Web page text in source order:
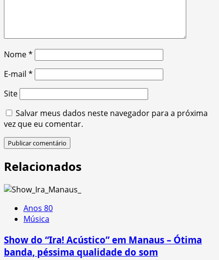
Nome*
E-mail *
Site
Salvar meus dados neste navegador para a próxima
vez que eu comentar.
Relacionados
Anos 80
Música
Show do “Ira! Acústico” em Manaus – Ótima
banda, péssima qualidade do som